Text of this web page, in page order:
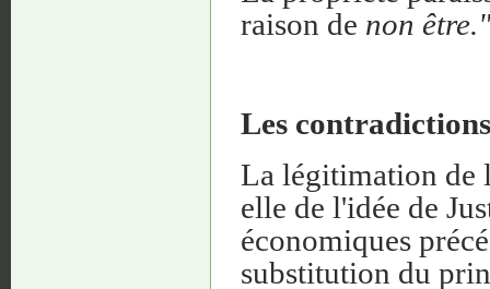
raison de non être."
Les
La légitimation de
elle de l'idée de
économiques
substitution du